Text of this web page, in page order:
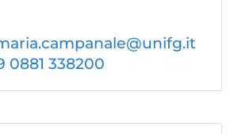
0881 338200